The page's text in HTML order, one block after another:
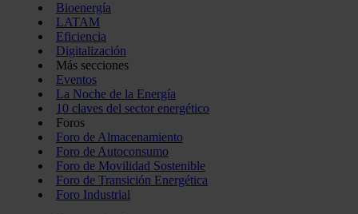
Bioenergía
LATAM
Eficiencia
Digitalización
Más secciones
Eventos
La Noche de la Energía
10 claves del sector energético
Foros
Foro de Almacenamiento
Foro de Autoconsumo
Foro de Movilidad Sostenible
Foro de Transición Energética
Foro Industrial